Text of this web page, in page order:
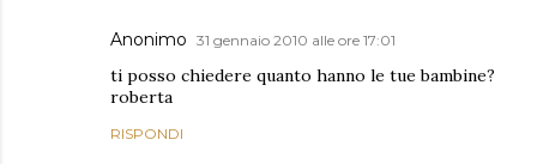
Anonimo 31 gennaio 2010 alle ore 17:01
ti posso chiedere quanto hanno le tue bambine?
roberta
RISPONDI